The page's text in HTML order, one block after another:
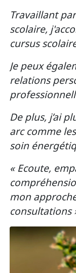
Travaillant
scolaire,
cursus
Je peux
relations
De plus, j’ai
arc comme
soin
« Ecoute,
mon
consultations